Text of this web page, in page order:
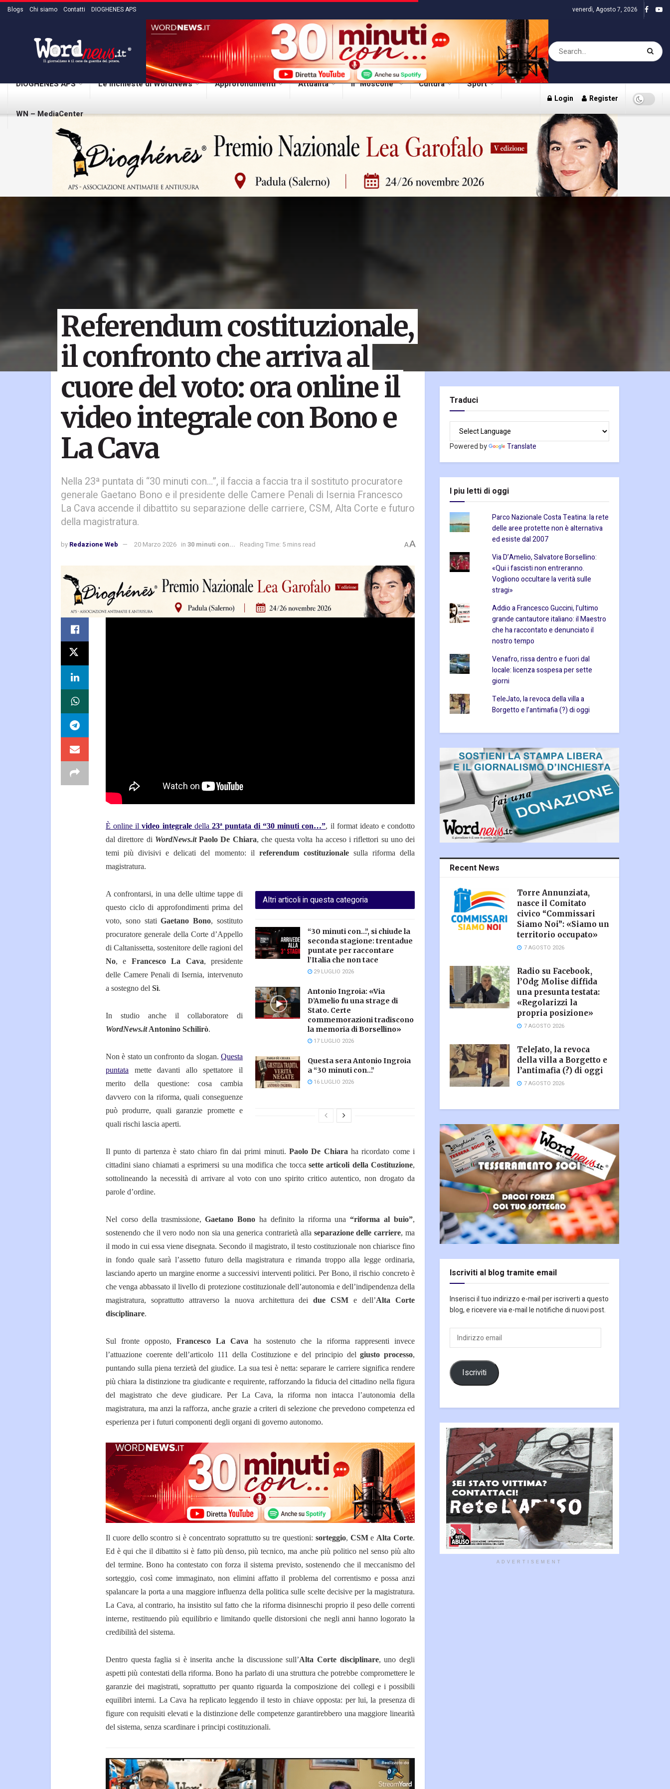
Blogs Chi siamo Contatti DIOGHENES APS venerdì, Agosto 7, 2026
DIOGHENES APS Le inchieste di WordNews Approfondimenti Attualità Il “Moscone” Cultura Sport
WN – MediaCenter
Login Register
Referendum costituzionale,
il confronto che arriva al
cuore del voto: ora online il
video integrale con Bono e
La Cava
Nella 23ª puntata di “30 minuti con…”, il faccia a faccia tra il sostituto procuratore
generale Gaetano Bono e il presidente delle Camere Penali di Isernia Francesco
La Cava accende il dibattito su separazione delle carriere, CSM, Alta Corte e futuro
della magistratura.
by Redazione Web 20 Marzo 2026 in 30 minuti con... Reading Time: 5 mins read AA
È online ilvideo integraledella 23ª puntata di “30 minuti con…”, il format ideato e condotto
dal direttore di WordNews.it Paolo De Chiara, che questa volta ha acceso i riflettori su uno dei
temi più divisivi e delicati del momento: il referendum costituzionalesulla riforma della
magistratura.
Altri articoli in questa categoria
“30 minuti con…”, si chiude la
seconda stagione: trentadue
puntate per raccontare
l’Italia che non tace
29 LUGLIO 2026
Antonio Ingroia: «Via
D’Amelio fu una strage di
Stato. Certe
commemorazioni tradiscono
la memoria di Borsellino»
17 LUGLIO 2026
Questa sera Antonio Ingroia
a “30 minuti con…”
16 LUGLIO 2026
A confrontarsi, in una delle ultime tappe di
questo ciclo di approfondimenti prima del
voto, sono statiGaetano Bono, sostituto
procuratore generale della Corte d’Appello
di Caltanissetta, sostenitore delle ragioni del
No, e Francesco La Cava, presidente
delle Camere Penali di Isernia, intervenuto
a sostegno del Sì.
In studio anche il collaboratore di
WordNews.itAntonino Schilirò.
Non è stato un confronto da slogan. Questa
puntata mette davanti allo spettatore il
merito della questione: cosa cambia
davvero con la riforma, quali conseguenze
può produrre, quali garanzie promette e
quali rischi lascia aperti.
Il punto di partenza è stato chiaro fin dai primi minuti. Paolo De Chiara ha ricordato come i
cittadini siano chiamati a esprimersi su una modifica che toccasette articoli della Costituzione,
sottolineando la necessità di arrivare al voto con uno spirito critico autentico, non drogato da
parole d’ordine.
Nel corso della trasmissione,Gaetano Bono ha definito la riforma una“riforma al buio”,
sostenendo che il vero nodo non sia una generica contrarietà alla separazione delle carriere, ma
il modo in cui essa viene disegnata. Secondo il magistrato, il testo costituzionale non chiarisce fino
in fondo quale sarà l’assetto futuro della magistratura e rimanda troppo alla legge ordinaria,
lasciando aperto un margine enorme a successivi interventi politici. Per Bono, il rischio concreto è
che venga abbassato il livello di protezione costituzionale dell’autonomia e dell’indipendenza della
magistratura, soprattutto attraverso la nuova architettura deidue CSM e dell’Alta Corte
disciplinare.
Sul fronte opposto,Francesco La Cava ha sostenuto che la riforma rappresenti invece
l’attuazione coerente dell’articolo 111 della Costituzione e del principio delgiusto processo,
puntando sulla piena terzietà del giudice. La sua tesi è netta: separare le carriere significa rendere
più chiara la distinzione tra giudicante e requirente, rafforzando la fiducia del cittadino nella figura
del magistrato che deve giudicare. Per La Cava, la riforma non intacca l’autonomia della
magistratura, ma anzi la rafforza, anche grazie a criteri di selezione che prevedono competenza ed
esperienza per i futuri componenti degli organi di governo autonomo.
Il cuore dello scontro si è concentrato soprattutto su tre questioni: sorteggio, CSMe Alta Corte.
Ed è qui che il dibattito si è fatto più denso, più tecnico, ma anche più politico nel senso più alto
del termine. Bono ha contestato con forza il sistema previsto, sostenendo che il meccanismo del
sorteggio, così come immaginato, non elimini affatto il problema del correntismo e possa anzi
spalancare la porta a una maggiore influenza della politica sulle scelte decisive per la magistratura.
La Cava, al contrario, ha insistito sul fatto che la riforma disinneschi proprio il peso delle correnti
interne, restituendo più equilibrio e limitando quelle distorsioni che negli anni hanno logorato la
credibilità del sistema.
Dentro questa faglia si è inserita anche la discussione sull’Alta Corte disciplinare, uno degli
aspetti più contestati della riforma. Bono ha parlato di una struttura che potrebbe compromettere le
garanzie dei magistrati, soprattutto per quanto riguarda la composizione dei collegi e i possibili
equilibri interni. La Cava ha replicato leggendo il testo in chiave opposta: per lui, la presenza di
figure con requisiti elevati e la distinzione delle competenze garantirebbero una maggiore linearità
del sistema, senza scardinare i principi costituzionali.
Traduci
Powered by Translate
I piu letti di oggi
Parco Nazionale Costa Teatina: la rete
delle aree protette non è alternativa
ed esiste dal 2007
Via D’Amelio, Salvatore Borsellino:
«Qui i fascisti non entreranno.
Vogliono occultare la verità sulle
stragi»
Addio a Francesco Guccini, l’ultimo
grande cantautore italiano: il Maestro
che ha raccontato e denunciato il
nostro tempo
Venafro, rissa dentro e fuori dal
locale: licenza sospesa per sette
giorni
TeleJato, la revoca della villa a
Borgetto e l’antimafia (?) di oggi
Recent News
Torre Annunziata,
nasce il Comitato
civico “Commissari
Siamo Noi”: «Siamo un
territorio occupato»
7 AGOSTO 2026
Radio su Facebook,
l’Odg Molise diffida
una presunta testata:
«Regolarizzi la
propria posizione»
7 AGOSTO 2026
TeleJato, la revoca
della villa a Borgetto e
l’antimafia (?) di oggi
7 AGOSTO 2026
Iscriviti al blog tramite email
Inserisci il tuo indirizzo e-mail per iscriverti a questo
blog, e ricevere via e-mail le notifiche di nuovi post.
Indirizzo
email
Iscriviti
ADVERTISEMENT